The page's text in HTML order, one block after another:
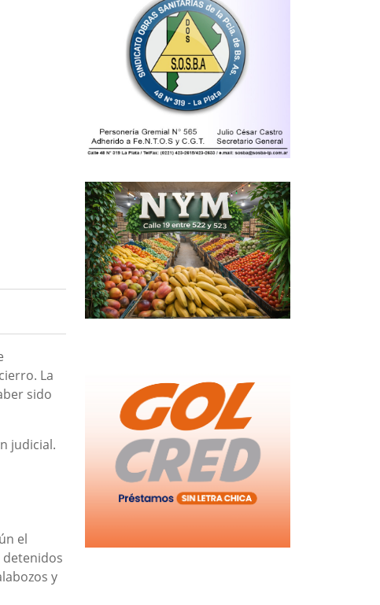
La
sido
judicial.
el
y